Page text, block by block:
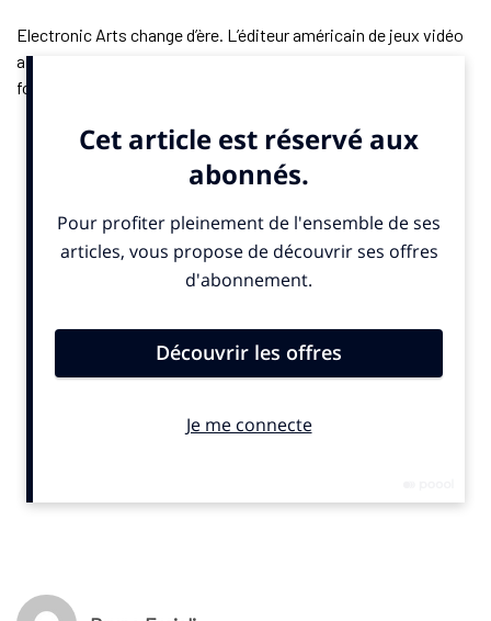
Electronic Arts change d’ère. L’éditeur américain de jeux vidéo
a conclu un accord majeur avec un consortium composé du
fonds souverain saoudien Public Investment Fund (PIF), et les
valorisée à 55 milliards de dollars (51,1 milliards d’euros), sera
réalisée entièrement en numéraire. Chaque actionnaire recevra
210 dollars (195 euros) par titre, soit une prime de 25% par
rapport au dernier cours non affecté. Ce rachat, qui constitue
le plus grand investissement sponsorisé “all cash” de l’histoire,
aboutira au retrait d’EA de la cote boursière au premier
L’éditeur californien, célèbre pour ses franchises EA Sports FC,
Madden NFL ou F1, restera dirigé par Andrew Wilson. Selon ce
à venir” grâce à des expériences renouvelées mêlant sport,
fonds propres s’élève à 36 milliards de dollars, souhaite